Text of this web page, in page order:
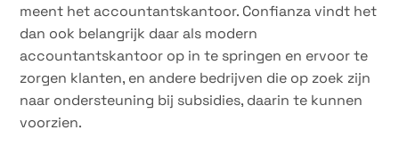
meent het accountantskantoor. Confianza vindt het
dan ook belangrijk daar als modern
accountantskantoor op in te springen en ervoor te
zorgen klanten, en andere bedrijven die op zoek zijn
naar ondersteuning bij subsidies, daarin te kunnen
voorzien.